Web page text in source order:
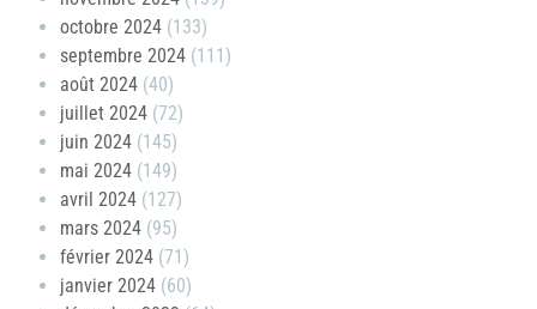
octobre 2024 (133)
septembre 2024 (111)
août 2024 (40)
juillet 2024 (72)
juin 2024 (145)
mai 2024 (149)
avril 2024 (127)
mars 2024 (95)
février 2024 (71)
janvier 2024 (60)